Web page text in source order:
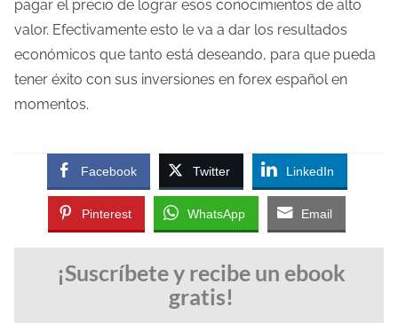
pagar el precio de lograr esos conocimientos de alto
valor. Efectivamente esto le va a dar los resultados
económicos que tanto está deseando, para que pueda
tener éxito con sus inversiones en forex español en
momentos.
Facebook Twitter LinkedIn
Pinterest WhatsApp Email